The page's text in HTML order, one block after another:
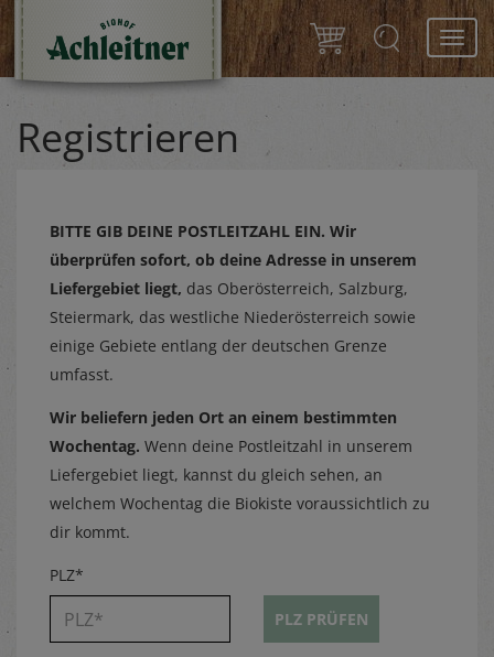
Registrieren
BITTE GIB DEINE POSTLEITZAHL EIN. Wir
überprüfen sofort, ob deine Adresse in unserem
Liefergebiet liegt, das Oberösterreich, Salzburg,
Steiermark, das westliche Niederösterreich sowie
einige Gebiete entlang der deutschen Grenze
umfasst.
Wir beliefern jeden Ort an einem bestimmten
Wochentag. Wenn deine Postleitzahl in unserem
Liefergebiet liegt, kannst du gleich sehen, an
welchem Wochentag die Biokiste voraussichtlich zu
dir kommt.
PLZ*
PLZ PRÜFEN